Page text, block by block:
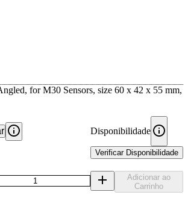
for M30 Sensors, size 60 x 42 x 55 mm,
Disponibilidade
Verificar Disponibilidade
Adicionar ao
Carrinho